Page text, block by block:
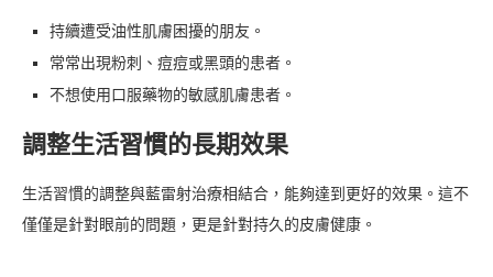
持續遭受油性肌膚困擾的朋友。
常常出現粉刺、痘痘或黑頭的患者。
不想使用口服藥物的敏感肌膚患者。
調整生活習慣的長期效果
生活習慣的調整與藍雷射治療相結合，能夠達到更好的效果。這不
僅僅是針對眼前的問題，更是針對持久的皮膚健康。